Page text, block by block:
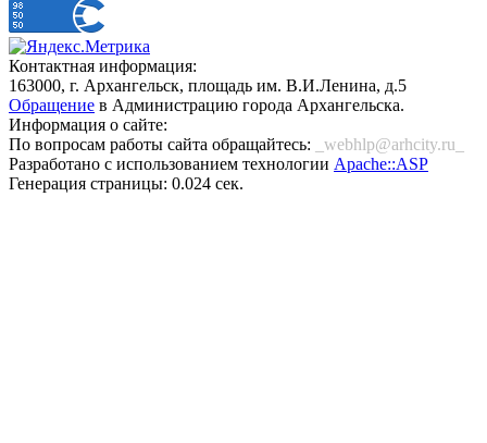
Контактная информация:
163000, г. Архангельск, площадь им. В.И.Ленина, д.5
Обращение в Администрацию города Архангельска.
Информация о сайте:
По вопросам работы сайта обращайтесь:
_webhlp@arhcity.ru_
Разработано с использованием технологии Apache::ASP
Генерация страницы: 0.024 сек.